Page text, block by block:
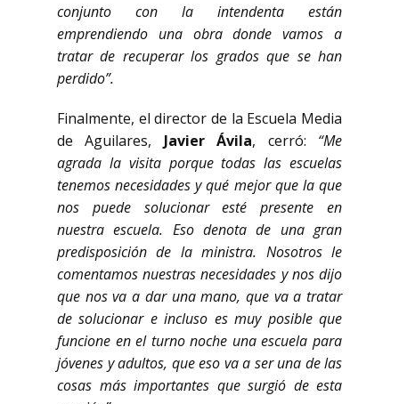
conjunto con la intendenta están
emprendiendo una obra donde vamos a
tratar de recuperar los grados que se han
perdido”.
Finalmente, el director de la Escuela Media
de Aguilares, Javier Ávila, cerró: “Me
agrada la visita porque todas las escuelas
tenemos necesidades y qué mejor que la que
nos puede solucionar esté presente en
nuestra escuela. Eso denota de una gran
predisposición de la ministra. Nosotros le
comentamos nuestras necesidades y nos dijo
que nos va a dar una mano, que va a tratar
de solucionar e incluso es muy posible que
funcione en el turno noche una escuela para
jóvenes y adultos, que eso va a ser una de las
cosas más importantes que surgió de esta